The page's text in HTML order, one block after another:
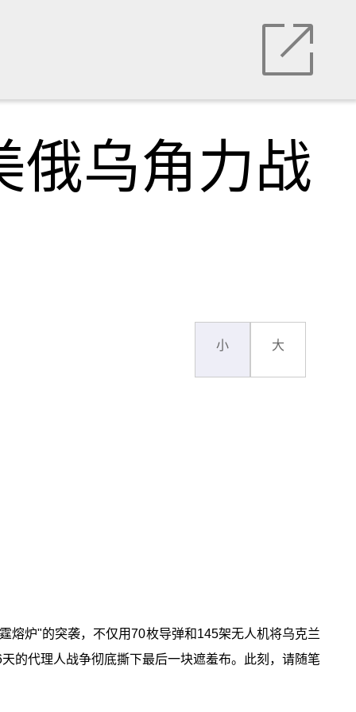
俄乌角力战
小 大
熔炉"的突袭，不仅用70枚导弹和145架无人机将乌克兰
的代理人战争彻底撕下最后一块遮羞布。此刻，请随笔